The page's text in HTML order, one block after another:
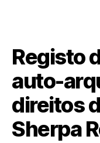
Registo
auto-
direitos
Sherpa